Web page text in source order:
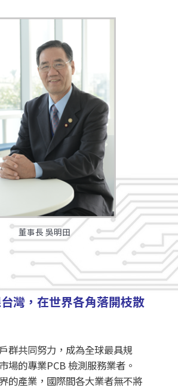
董事長 吳明田
灣，在世界各角落開枝散
群共同努力，成為全球最具規
場的專業PCB 檢測服務業者。
的產業，國際間各大業者無不將